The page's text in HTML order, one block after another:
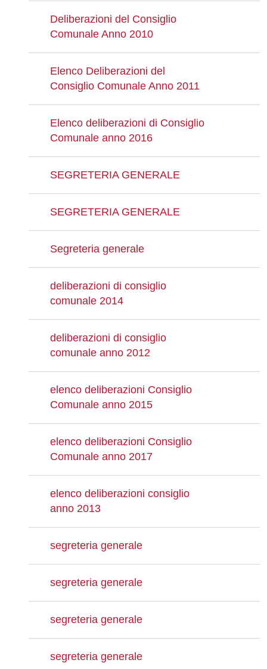
Deliberazioni del Consiglio
Comunale Anno 2010
Elenco Deliberazioni del
Consiglio Comunale Anno 2011
Elenco deliberazioni di Consiglio
Comunale anno 2016
SEGRETERIA GENERALE
SEGRETERIA GENERALE
Segreteria generale
deliberazioni di consiglio
comunale 2014
deliberazioni di consiglio
comunale anno 2012
elenco deliberazioni Consiglio
Comunale anno 2015
elenco deliberazioni Consiglio
Comunale anno 2017
elenco deliberazioni consiglio
anno 2013
segreteria generale
segreteria generale
segreteria generale
segreteria generale